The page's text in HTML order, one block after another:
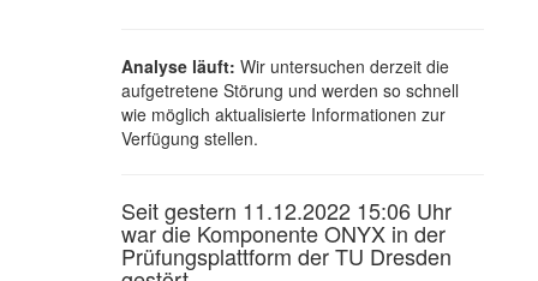
Analyse läuft: Wir untersuchen derzeit die
aufgetretene Störung und werden so schnell
wie möglich aktualisierte Informationen zur
Verfügung stellen.
Seit gestern 11.12.2022 15:06 Uhr
war die Komponente ONYX in der
Prüfungsplattform der TU Dresden